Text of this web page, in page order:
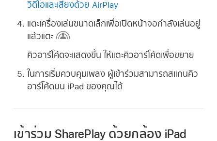
วิดีโอและเสียงด้วย AirPlay
แตะเครื่องเล่นขนาดเล็กเพื่อเปิดหน้าจอกำลังเล่นอยู่
แล้วแตะ
คิวอาร์โค้ดจะแสดงขึ้น ให้แตะคิวอาร์โค้ดเพื่อขยาย
ในการเริ่มควบคุมเพลง ผู้เข้าร่วมสามารถสแกนคิว
อาร์โค้ดบน iPad ของคุณได้
เข้าร่วม SharePlay ด้วยกล้อง iPad